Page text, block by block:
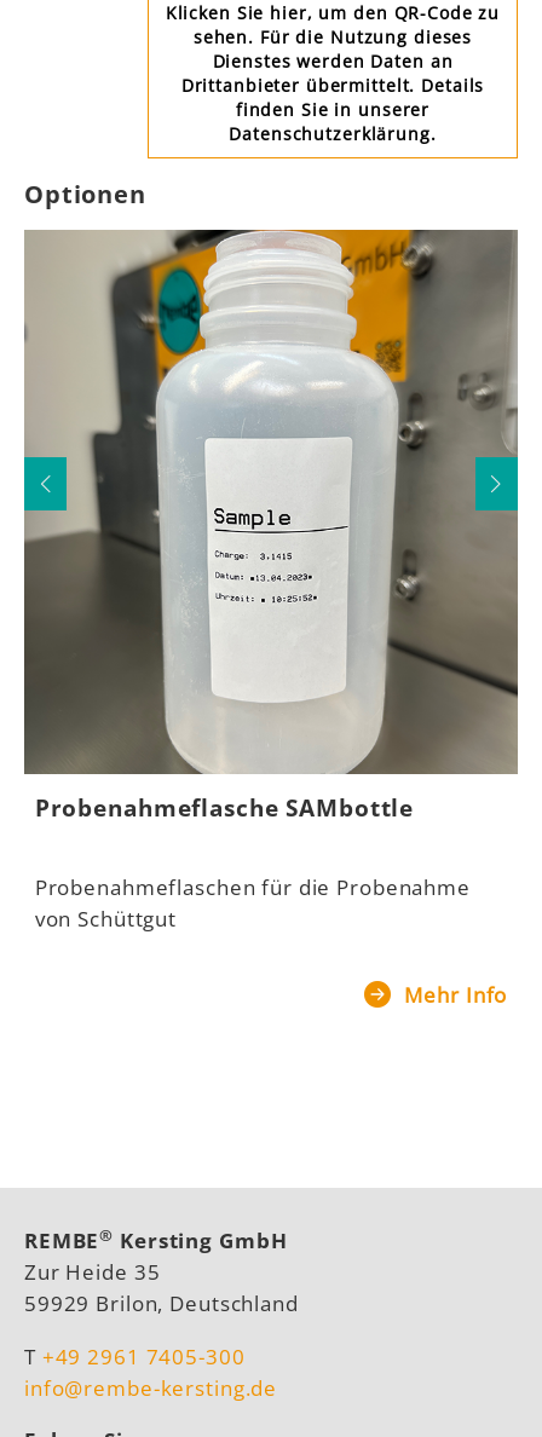
Klicken Sie hier, um den QR-Code zu
sehen. Für die Nutzung dieses
Dienstes werden Daten an
Drittanbieter übermittelt. Details
finden Sie in unserer
Datenschutzerklärung.
Optionen
Probenahmeflasche SAMbottle
Probenahmeflaschen für die Probenahme
von Schüttgut
Mehr Info
REMBE® Kersting GmbH
Zur Heide 35
59929 Brilon, Deutschland
T +49 2961 7405-300
info@rembe-kersting.de